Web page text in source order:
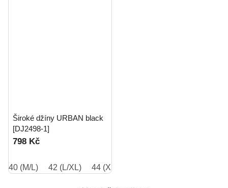
Široké džíny URBAN black
[DJ2498-1]
798 Kč
40 (M/L) 42 (L/XL) 44 (XL/2XL)